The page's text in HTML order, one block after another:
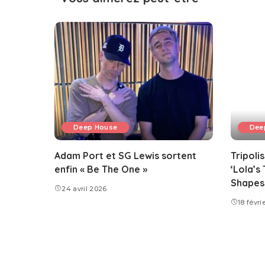
Deep House
Adam Port et SG Lewis sortent
enfin « Be The One »
24 avril 2026
18